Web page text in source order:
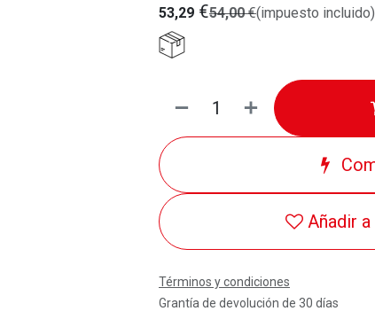
53,29 €54,00€(impuesto incluido)
Añadir
Términos y condiciones
Grantía de devolución de 30 días